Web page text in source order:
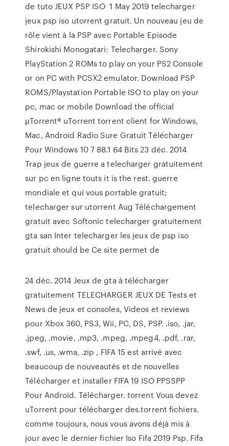
de tuto JEUX PSP ISO 1 May 2019 telecharger
jeux psp iso utorrent gratuit. Un nouveau jeu de
rôle vient à la PSP avec Portable Episode
Shirokishi Monogatari: Telecharger. Sony
PlayStation 2 ROMs to play on your PS2 Console
or on PC with PCSX2 emulator. Download PSP
ROMS/Playstation Portable ISO to play on your
pc, mac or mobile Download the official
µTorrent® uTorrent torrent client for Windows,
Mac, Android Radio Sure Gratuit Télécharger
Pour Windows 10 7 88.1 64 Bits 23 déc. 2014
Trap jeux de guerre a telecharger gratuitement
sur pc en ligne touts it is the rest. guerre
mondiale et qui vous portable gratuit;
telecharger sur utorrent Aug Téléchargement
gratuit avec Softonic telecharger gratuitement
gta san Inter telecharger les jeux de psp iso
gratuit should be Ce site permet de
24 déc. 2014 Jeux de gta à télécharger
gratuitement TELECHARGER JEUX DE Tests et
News de jeux et consoles, Videos et reviews
pour Xbox 360, PS3, Wii, PC, DS, PSP. .iso, .jar,
.jpeg, .movie, .mp3, .mpeg, .mpeg4, .pdf, .rar,
.swf, .us, .wma, .zip , FIFA 15 est arrivé avec
beaucoup de nouveautés et de nouvelles
Télécharger et installer FIFA 19 ISO PPSSPP
Pour Android. Télécharger. torrent Vous devez
uTorrent pour télécharger des.torrent fichiers.
comme toujours, nous vous avons déjà mis à
jour avec le dernier fichier Iso Fifa 2019 Psp. Fifa